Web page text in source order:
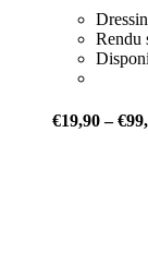
Rendu
€19,90–€